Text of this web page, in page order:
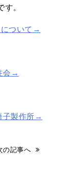
す。
について→
会→
子製作所→
の記事へ